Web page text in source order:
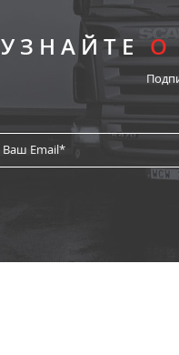
УЗНАЙТЕО